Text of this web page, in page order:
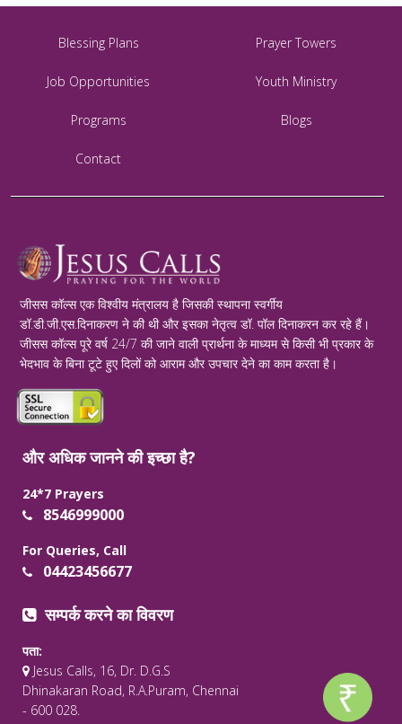
Blessing Plans Prayer Towers
Job Opportunities Youth Ministry
Programs Blogs
Contact
जीसस कॉल्स एक विश्वीय मंत्रालय है जिसकी स्थापना स्वर्गीय
डॉ.डी.जी.एस.दिनाकरण ने की थी और इसका नेतृत्व डॉ. पॉल दिनाकरन कर रहे हैं।
जीसस कॉल्स पूरे वर्ष 24/7 की जाने वाली प्रार्थना के माध्यम से किसी भी प्रकार के
भेदभाव के बिना टूटे हुए दिलों को आराम और उपचार देने का काम करता है।
और अधिक जानने की इच्छा है?
24*7 Prayers
8546999000
For Queries, Call
04423456677
सम्पर्क करने का विवरण
पता:
Jesus Calls, 16, Dr. D.G.S
Dhinakaran Road, R.A.Puram, Chennai
- 600 028.